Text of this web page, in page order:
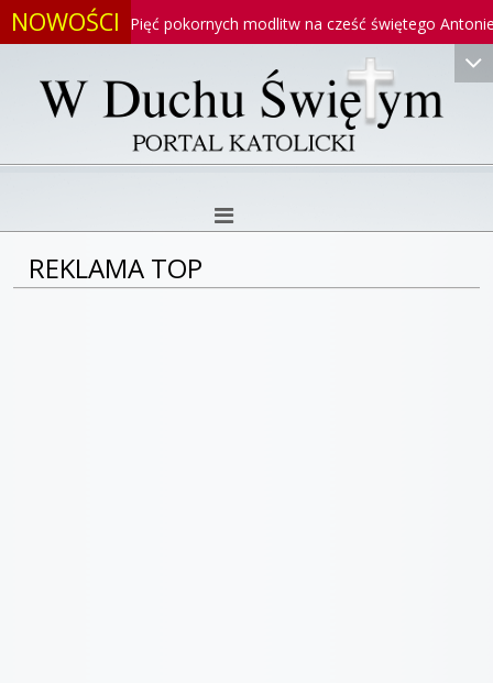
NOWOŚCIPięć pokornych modlitw na cześć świętego Antoniego
REKLAMA TOP